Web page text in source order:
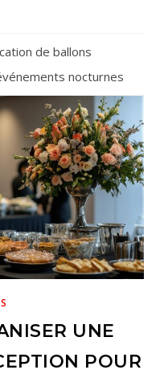
de ballons
nocturnes
UNE
POUR